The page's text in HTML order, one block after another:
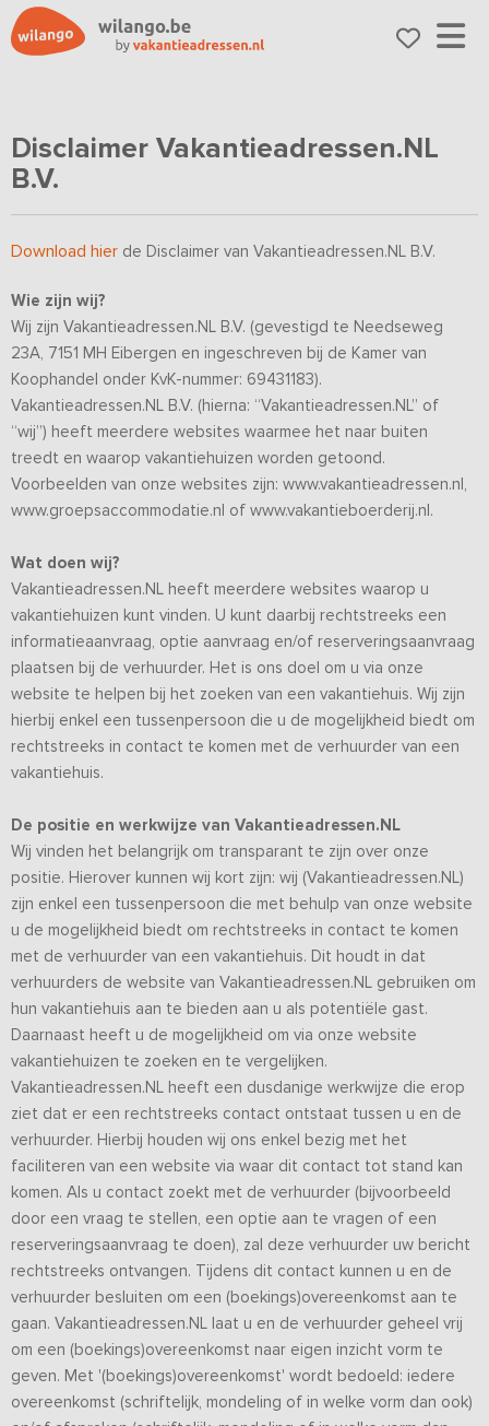
Disclaimer Vakantieadressen.NL
B.V.
Download hier de Disclaimer van Vakantieadressen.NL B.V.
Wie zijn wij?
Wij zijn Vakantieadressen.NL B.V. (gevestigd te Needseweg
23A, 7151 MH Eibergen en ingeschreven bij de Kamer van
Koophandel onder KvK-nummer: 69431183).
Vakantieadressen.NL B.V. (hierna: “Vakantieadressen.NL” of
“wij”) heeft meerdere websites waarmee het naar buiten
treedt en waarop vakantiehuizen worden getoond.
Voorbeelden van onze websites zijn: www.vakantieadressen.nl,
www.groepsaccommodatie.nl of www.vakantieboerderij.nl.
Wat doen wij?
Vakantieadressen.NL heeft meerdere websites waarop u
vakantiehuizen kunt vinden. U kunt daarbij rechtstreeks een
informatieaanvraag, optie aanvraag en/of reserveringsaanvraag
plaatsen bij de verhuurder. Het is ons doel om u via onze
website te helpen bij het zoeken van een vakantiehuis. Wij zijn
hierbij enkel een tussenpersoon die u de mogelijkheid biedt om
rechtstreeks in contact te komen met de verhuurder van een
vakantiehuis.
De positie en werkwijze van Vakantieadressen.NL
Wij vinden het belangrijk om transparant te zijn over onze
positie. Hierover kunnen wij kort zijn: wij (Vakantieadressen.NL)
zijn enkel een tussenpersoon die met behulp van onze website
u de mogelijkheid biedt om rechtstreeks in contact te komen
met de verhuurder van een vakantiehuis. Dit houdt in dat
verhuurders de website van Vakantieadressen.NL gebruiken om
hun vakantiehuis aan te bieden aan u als potentiële gast.
Daarnaast heeft u de mogelijkheid om via onze website
vakantiehuizen te zoeken en te vergelijken.
Vakantieadressen.NL heeft een dusdanige werkwijze die erop
ziet dat er een rechtstreeks contact ontstaat tussen u en de
verhuurder. Hierbij houden wij ons enkel bezig met het
faciliteren van een website via waar dit contact tot stand kan
komen. Als u contact zoekt met de verhuurder (bijvoorbeeld
door een vraag te stellen, een optie aan te vragen of een
reserveringsaanvraag te doen), zal deze verhuurder uw bericht
rechtstreeks ontvangen. Tijdens dit contact kunnen u en de
verhuurder besluiten om een (boekings)overeenkomst aan te
gaan. Vakantieadressen.NL laat u en de verhuurder geheel vrij
om een (boekings)overeenkomst naar eigen inzicht vorm te
geven. Met '(boekings)overeenkomst' wordt bedoeld: iedere
overeenkomst (schriftelijk, mondeling of in welke vorm dan ook)